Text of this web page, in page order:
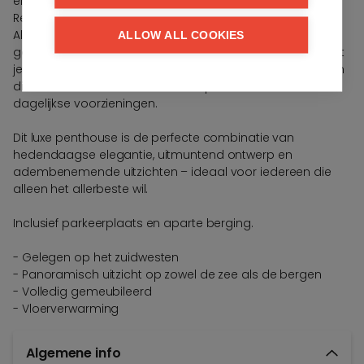
Real Club de Golf Las Brisas, Los Naranjos Golf Club en
Aloha Golf Club, is deze locatie een waar paradijs voor
golfenthousiastelingen. Daarnaast biedt het ook alles wat
je nodig hebt voor een luxe levensstijl, van gastronomisch
dineren en exclusief winkelen tot sportfaciliteiten en
dagelijkse voorzieningen.
Dit luxe penthouse is de perfecte combinatie van
hedendaagse elegantie, uitmuntend ontwerp en
adembenemende uitzichten – ideaal voor iedereen die
alleen het allerbeste wil.
Inclusief parkeerplaats en aparte berging.
- Gelegen op het zuidwesten
- Panoramisch uitzicht op zowel de zee als de bergen
- Volledig gemeubileerd
- Vloerverwarming
Algemene info
ALLOW ALL COOKIES